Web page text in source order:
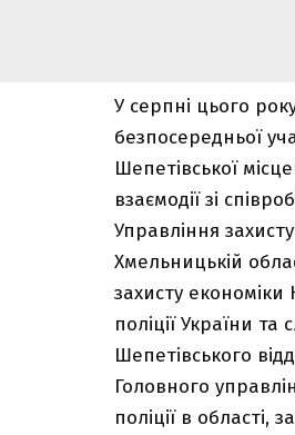
У серпні цього
безпосередньої
Шепетівської
взаємодії зі
Управління
Хмельницькій
захисту економіки
поліції України та
Шепетівського
Головного
поліції в області,